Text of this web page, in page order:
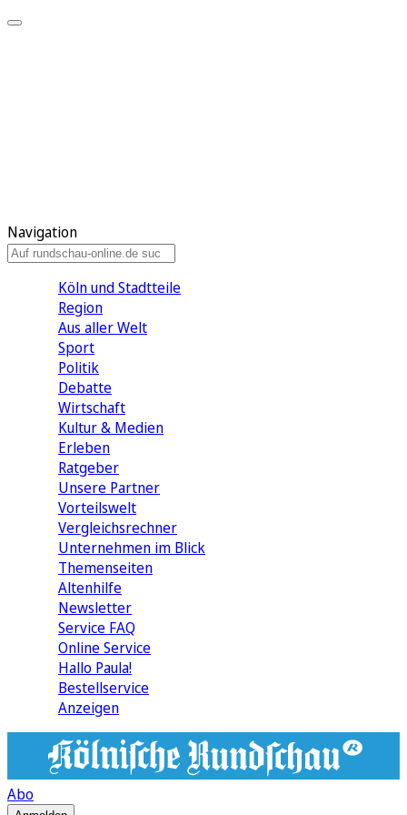
Navigation
Köln und Stadtteile
Region
Aus aller Welt
Sport
Politik
Debatte
Wirtschaft
Kultur & Medien
Erleben
Ratgeber
Unsere Partner
Vorteilswelt
Vergleichsrechner
Unternehmen im Blick
Themenseiten
Altenhilfe
Newsletter
Service FAQ
Online Service
Hallo Paula!
Bestellservice
Anzeigen
Abo